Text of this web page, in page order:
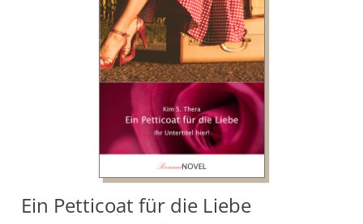
Ein Petticoat für die Liebe